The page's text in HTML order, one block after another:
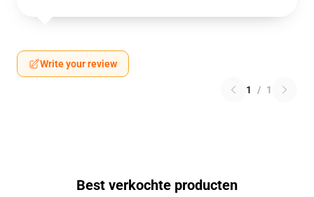
Write your review
1 / 1
Best verkochte producten